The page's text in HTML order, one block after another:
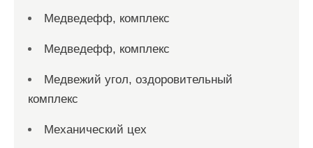
Медведефф, комплекс
Медведефф, комплекс
Медвежий угол, оздоровительный
комплекс
Механический цех